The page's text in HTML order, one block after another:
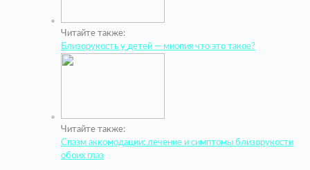
Читайте также:
Близорукость у детей — миопия что это такое?
Читайте также:
Спазм аккомодации: лечение и симптомы близорукости
обоих глаз